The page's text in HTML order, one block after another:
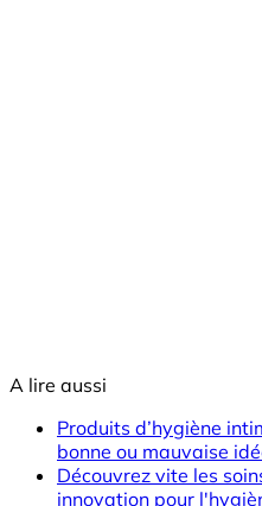
A lire aussi
Produits d’hygiène
bonne ou mauvaise
Découvrez vite les
innovation pour